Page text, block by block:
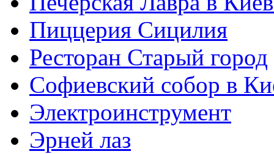
Пиццерия Сицилия
Ресторан Старый город
Софиевский собор в
Электроинструмент
Эрней лаз